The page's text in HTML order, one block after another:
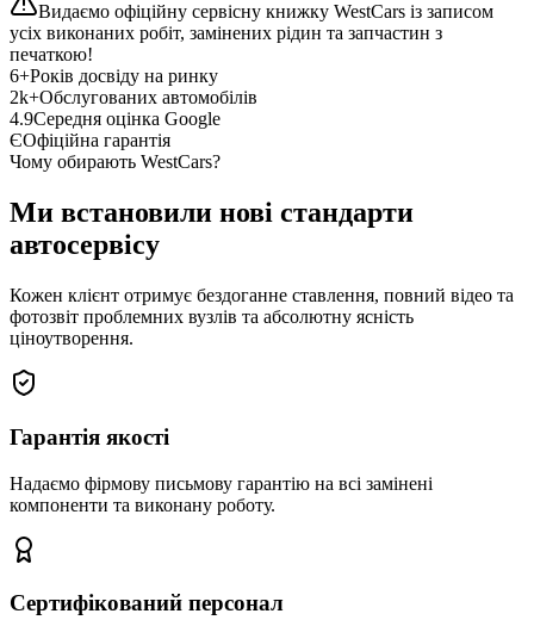
Видаємо офіційну сервісну книжку WestCars із записом
усіх виконаних робіт, замінених рідин та запчастин з
печаткою!
6+Років досвіду на ринку
2k+Обслугованих автомобілів
4.9Середня оцінка Google
ЄОфіційна гарантія
Чому обирають WestCars?
Ми встановили нові стандарти
автосервісу
Кожен клієнт отримує бездоганне ставлення, повний відео та
фотозвіт проблемних вузлів та абсолютну ясність
ціноутворення.
Гарантія якості
Надаємо фірмову письмову гарантію на всі замінені
компоненти та виконану роботу.
Сертифікований персонал